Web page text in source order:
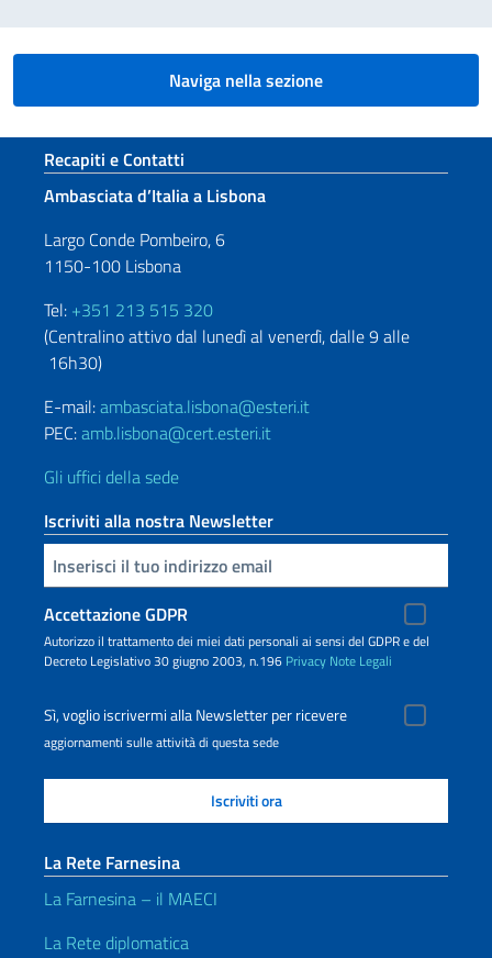
Naviga nella sezione
Sezione footer
Recapiti e Contatti
Ambasciata d’Italia a Lisbona
Largo Conde Pombeiro, 6
1150-100 Lisbona
Tel: +351 213 515 320
(Centralino attivo dal lunedì al venerdì, dalle 9 alle
16h30)
E-mail:ambasciata.lisbona@esteri.it
PEC:amb.lisbona@cert.esteri.it
Gli uffici della sede
Iscriviti alla nostra Newsletter
Inserisci la tua email
Accettazione GDPR
Autorizzo il trattamento dei miei dati personali ai sensi del GDPR e del
Decreto Legislativo 30 giugno 2003, n.196 Privacy Note Legali
Sì, voglio iscrivermi alla Newsletter per ricevere
aggiornamenti sulle attività di questa sede
La Rete Farnesina
La Farnesina – il MAECI
La Rete diplomatica